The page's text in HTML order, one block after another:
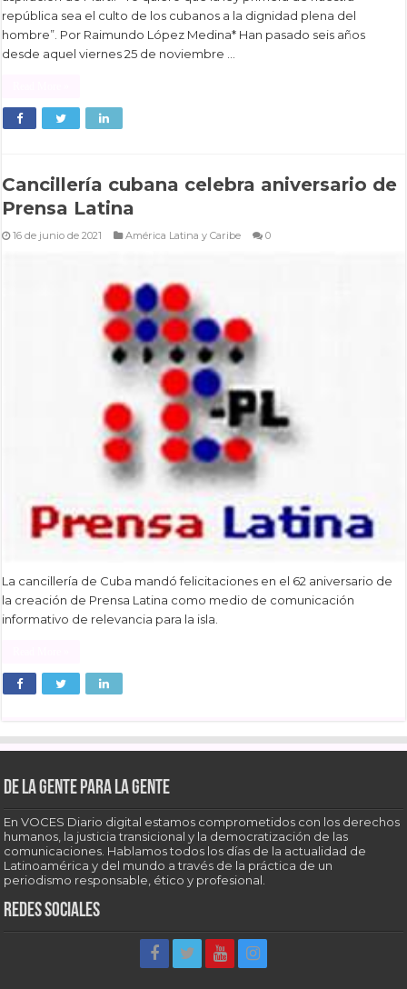
república sea el culto de los cubanos a la dignidad plena del
hombre”. Por Raimundo López Medina* Han pasado seis años
desde aquel viernes 25 de noviembre …
Cancillería cubana celebra aniversario de
Prensa Latina
16 de junio de 2021 América Latina y Caribe 0
La cancillería de Cuba mandó felicitaciones en el 62 aniversario de
la creación de Prensa Latina como medio de comunicación
informativo de relevancia para la isla.
De la gente para la gente
En VOCES Diario digital estamos comprometidos con los derechos
humanos, la justicia transicional y la democratización de las
comunicaciones. Hablamos todos los días de la actualidad de
Latinoamérica y del mundo a través de la práctica de un
periodismo responsable, ético y profesional.
Redes sociales